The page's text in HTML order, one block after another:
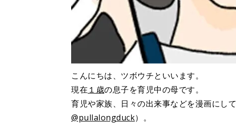
こんにちは、ツボウチといいます。
現在 １歳の息子を育児中の母です。
育児や家族、日々の出来事などを漫画にして
@pullalongduck）。